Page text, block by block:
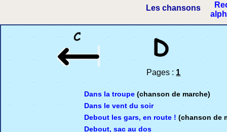
Les chansons
Pages : 1
Dans la troupe (chanson de marche)
Dans le vent du soir
Debout les gars, en route ! (chanson de
Debout, sac au dos